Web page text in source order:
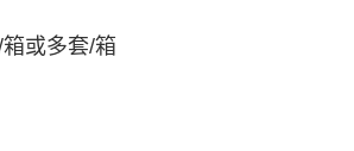
或多套/箱